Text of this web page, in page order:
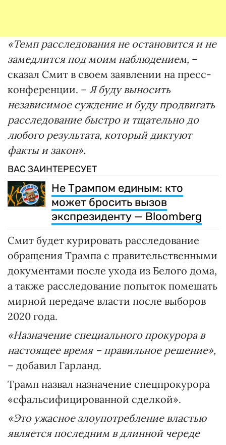
«Темп расследования не остановится и не
замедлится под моим наблюдением, –
сказал Смит в своем заявлении на пресс-
конференции. – Я буду выносить
независимое суждение и буду продвигать
расследование быстро и тщательно до
любого результата, который диктуют
факты и закон».
ВАС ЗАИНТЕРЕСУЕТ
Не Трампом единым: кто
может бросить вызов
экспрезиденту — Bloomberg
Смит будет курировать расследование
обращения Трампа с правительственными
документами после ухода из Белого дома,
а также расследование попыток помешать
мирной передаче власти после выборов
2020 года.
«Назначение специального прокурора в
настоящее время – правильное решение»,
– добавил Гарланд.
Трамп назвал назначение спецпрокурора
«сфальсифицированной сделкой».
«Это ужасное злоупотребление властью
является последним в длинной череде